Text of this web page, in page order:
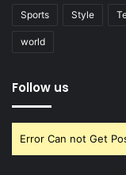
Sports Style
world
Follow us
Error Can not Get